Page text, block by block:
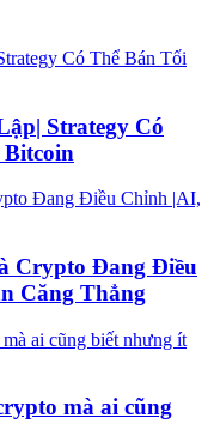
Strategy Có
Crypto Đang Điều
Căng Thẳng
mà ai cũng